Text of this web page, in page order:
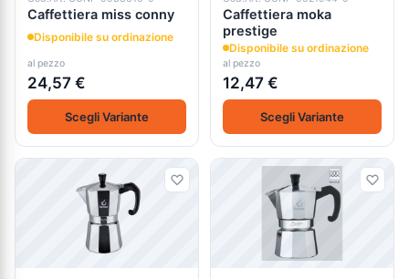
Caffettiera miss conny
Disponibile su ordinazione
al pezzo
24,57 €
Scegli Variante
Caffettiera moka
prestige
Disponibile su ordinazione
al pezzo
12,47 €
Scegli Variante